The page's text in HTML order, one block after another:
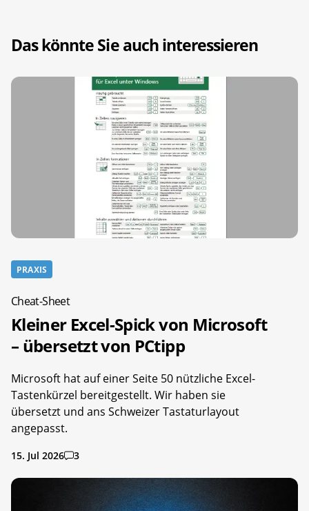
Das könnte Sie auch interessieren
PRAXIS
Cheat-Sheet
Kleiner Excel-Spick von Microsoft
– übersetzt von PCtipp
Microsoft hat auf einer Seite 50 nützliche Excel-
Tastenkürzel bereitgestellt. Wir haben sie
übersetzt und ans Schweizer Tastaturlayout
angepasst.
15. Jul 2026 3